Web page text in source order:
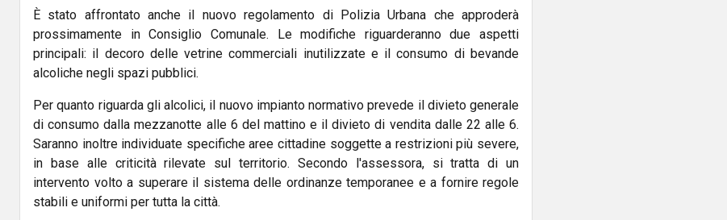
È stato affrontato anche il nuovo regolamento di Polizia Urbana che approderà
prossimamente in Consiglio Comunale. Le modifiche riguarderanno due aspetti
principali: il decoro delle vetrine commerciali inutilizzate e il consumo di bevande
alcoliche negli spazi pubblici.
Per quanto riguarda gli alcolici, il nuovo impianto normativo prevede il divieto generale
di consumo dalla mezzanotte alle 6 del mattino e il divieto di vendita dalle 22 alle 6.
Saranno inoltre individuate specifiche aree cittadine soggette a restrizioni più severe,
in base alle criticità rilevate sul territorio. Secondo l'assessora, si tratta di un
intervento volto a superare il sistema delle ordinanze temporanee e a fornire regole
stabili e uniformi per tutta la città.